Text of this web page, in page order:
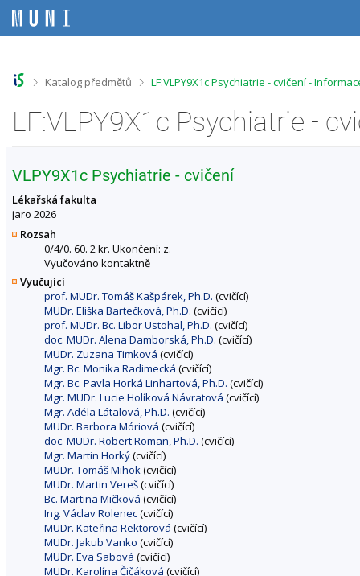
e
e
e
e
>Katalog předmětů >
LF:VLPY9X1c Psychiatrie - cvičení -
LF:VLPY9X1c Psychiatrie -
VLPY9X1c Psychiatrie - cvičení
Lékařská fakulta
jaro 2026
Rozsah
0/4/0. 60. 2 kr. Ukončení: z.
Vyučováno kontaktně
Vyučující
prof. MUDr. Tomáš Kašpárek, Ph.D. (cvičící)
MUDr. Eliška Bartečková, Ph.D. (cvičící)
prof. MUDr. Bc. Libor Ustohal, Ph.D. (cvičící)
doc. MUDr. Alena Damborská, Ph.D. (cvičící)
MUDr. Zuzana Timková (cvičící)
Mgr. Bc. Monika Radimecká (cvičící)
Mgr. Bc. Pavla Horká Linhartová, Ph.D. (cvičící)
Mgr. MUDr. Lucie Holíková Návratová (cvičící)
Mgr. Adéla Látalová, Ph.D. (cvičící)
MUDr. Barbora Móriová (cvičící)
doc. MUDr. Robert Roman, Ph.D. (cvičící)
Mgr. Martin Horký(cvičící)
MUDr. Tomáš Mihok(cvičící)
MUDr. Martin Vereš(cvičící)
Bc. Martina Mičková (cvičící)
Ing. Václav Rolenec(cvičící)
MUDr. Kateřina Rektorová (cvičící)
MUDr. Jakub Vanko (cvičící)
MUDr. Eva Sabová (cvičící)
MUDr. Karolína Čičáková (cvičící)